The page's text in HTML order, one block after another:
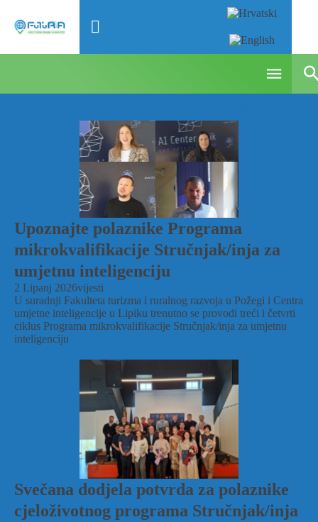
Upoznajte polaznike Programa
mikrokvalifikacije Stručnjak/inja za
umjetnu inteligenciju
2 Lipanj 2026vijesti
U suradnji Fakulteta turizma i ruralnog razvoja u Požegi i Centra
umjetne inteligencije u Lipiku trenutno se provodi treći i četvrti
ciklus Programa mikrokvalifikacije Stručnjak/inja za umjetnu
inteligenciju
Svečana dodjela potvrda za polaznike
cjeloživotnog programa Stručnjak/inja